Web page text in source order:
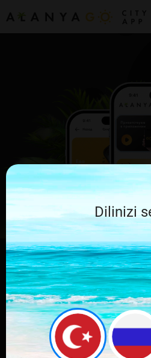
Скачай
любимого
Dilinizi